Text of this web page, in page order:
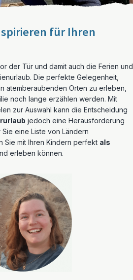
für Ihren
der Tür und damit auch die Ferien und
Die perfekte Gelegenheit,
atemberaubenden Orten zu erleben,
noch lange erzählen werden. Mit
zur Auswahl kann die Entscheidung
jedoch eine Herausforderung
eine Liste von Ländern
Sie mit Ihren Kindern perfekt als
erleben können.